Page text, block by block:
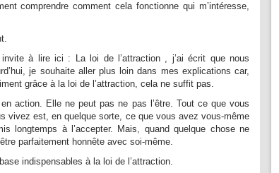
comprendre comment cela fonctionne qui m’intéresse,
invite à lire ici :
La loi de l’attraction , j’ai écrit que nous
je souhaite aller plus loin dans mes explications car,
grâce à la loi de l’attraction, cela ne suffit pas.
action. Elle ne peut pas ne pas l’être. Tout ce que vous
vivez est, en quelque sorte, ce que vous avez vous-même
longtemps à l’accepter. Mais, quand quelque chose ne
parfaitement honnête avec soi-même.
indispensables à la loi de l’attraction.